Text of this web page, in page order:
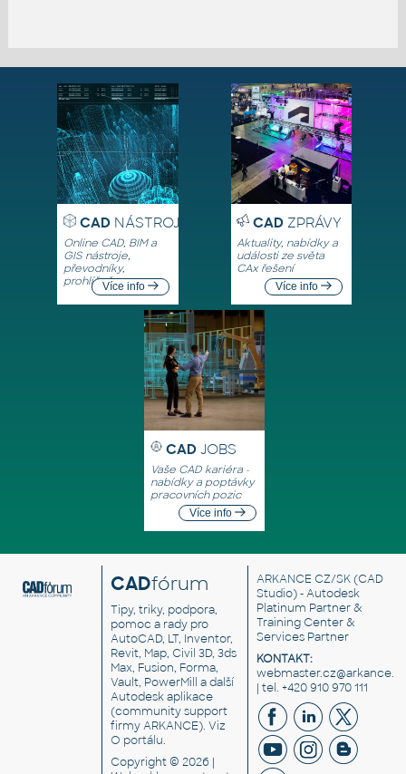
CADNÁSTROJE
Online CAD, BIM a
GIS nástroje,
převodníky,
prohlížečeVíce info
CADZPRÁVY
Aktuality, nabídky a
události ze světa
CAx řešení
Více info
CAD JOBS
Vaše CAD kariéra -
nabídky a poptávky
pracovních pozic
Více info
CADfórum
Tipy, triky, podpora,
pomoc a rady pro
AutoCAD, LT, Inventor,
Revit, Map, Civil 3D, 3ds
Max, Fusion, Forma,
Vault, PowerMill a další
Autodesk aplikace
(community support
firmy ARKANCE). Viz
O portálu.
Copyright © 2026 |
ARKANCE CZ/SK(CAD
Studio) - Autodesk
Platinum Partner &
Training Center &
Services Partner
KONTAKT:
| tel. +420 910 970 111